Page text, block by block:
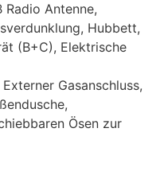
Radio Antenne,
Hubbett,
(B+C), Elektrische
Gasanschluss,
Ösen zur